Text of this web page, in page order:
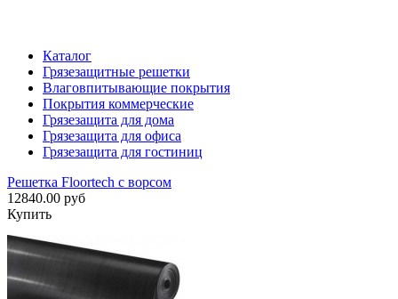
Каталог
Грязезащитные решетки
Влаговпитывающие покрытия
Покрытия коммерческие
Грязезащита для дома
Грязезащита для офиса
Грязезащита для гостиниц
Решетка Floortech с ворсом
12840.00 руб
Купить